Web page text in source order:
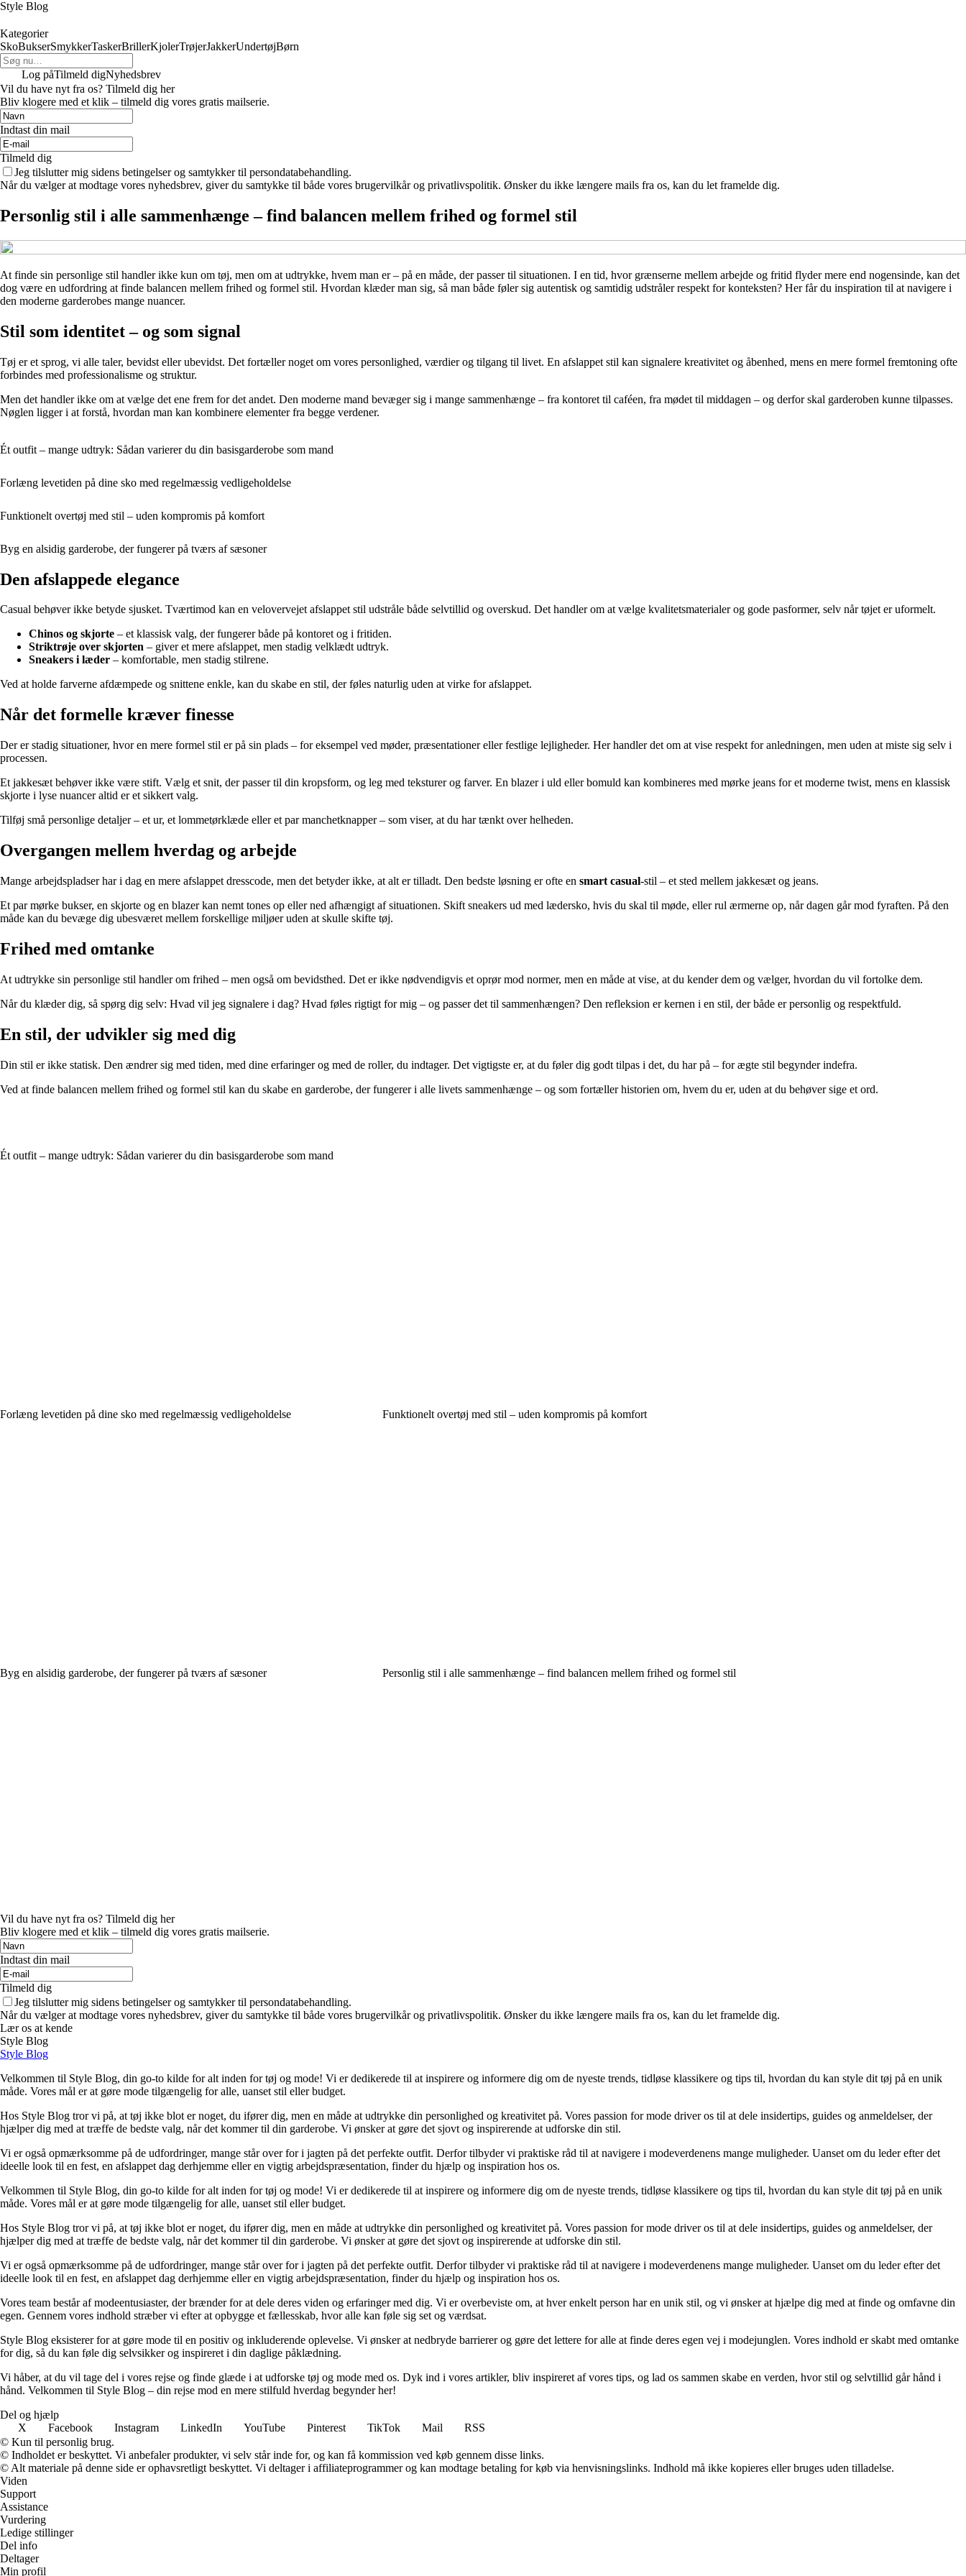
Style Blog
Kategorier
SkoBukserSmykkerTaskerBrillerKjolerTrøjerJakkerUndertøjBørn
Log påTilmeld digNyhedsbrev
Vil du have nyt fra os? Tilmeld dig her
Bliv klogere med et klik – tilmeld dig vores gratis mailserie.
Indtast din mail
Tilmeld dig
Jeg tilslutter mig sidens betingelser og samtykker til persondatabehandling.
Når du vælger at modtage vores nyhedsbrev, giver du samtykke til både vores brugervilkår og privatlivspolitik. Ønsker du ikke længere mails fra os, kan du let framelde dig.
Personlig stil i alle sammenhænge – find balancen mellem frihed og formel stil
At finde sin personlige stil handler ikke kun om tøj, men om at udtrykke, hvem man er – på en måde, der passer til situationen. I en tid, hvor grænserne mellem arbejde og fritid flyder mere end nogensinde, kan det
dog være en udfordring at finde balancen mellem frihed og formel stil. Hvordan klæder man sig, så man både føler sig autentisk og samtidig udstråler respekt for konteksten? Her får du inspiration til at navigere i
den moderne garderobes mange nuancer.
Stil som identitet – og som signal
Tøj er et sprog, vi alle taler, bevidst eller ubevidst. Det fortæller noget om vores personlighed, værdier og tilgang til livet. En afslappet stil kan signalere kreativitet og åbenhed, mens en mere formel fremtoning ofte
forbindes med professionalisme og struktur.
Men det handler ikke om at vælge det ene frem for det andet. Den moderne mand bevæger sig i mange sammenhænge – fra kontoret til caféen, fra mødet til middagen – og derfor skal garderoben kunne tilpasses.
Nøglen ligger i at forstå, hvordan man kan kombinere elementer fra begge verdener.
Ét outfit – mange udtryk: Sådan varierer du din basisgarderobe som mand
Forlæng levetiden på dine sko med regelmæssig vedligeholdelse
Funktionelt overtøj med stil – uden kompromis på komfort
Byg en alsidig garderobe, der fungerer på tværs af sæsoner
Den afslappede elegance
Casual behøver ikke betyde sjusket. Tværtimod kan en velovervejet afslappet stil udstråle både selvtillid og overskud. Det handler om at vælge kvalitetsmaterialer og gode pasformer, selv når tøjet er uformelt.
Chinos og skjorte – et klassisk valg, der fungerer både på kontoret og i fritiden.
Striktrøje over skjorten – giver et mere afslappet, men stadig velklædt udtryk.
Sneakers i læder – komfortable, men stadig stilrene.
Ved at holde farverne afdæmpede og snittene enkle, kan du skabe en stil, der føles naturlig uden at virke for afslappet.
Når det formelle kræver finesse
Der er stadig situationer, hvor en mere formel stil er på sin plads – for eksempel ved møder, præsentationer eller festlige lejligheder. Her handler det om at vise respekt for anledningen, men uden at miste sig selv i
processen.
Et jakkesæt behøver ikke være stift. Vælg et snit, der passer til din kropsform, og leg med teksturer og farver. En blazer i uld eller bomuld kan kombineres med mørke jeans for et moderne twist, mens en klassisk
skjorte i lyse nuancer altid er et sikkert valg.
Tilføj små personlige detaljer – et ur, et lommetørklæde eller et par manchetknapper – som viser, at du har tænkt over helheden.
Overgangen mellem hverdag og arbejde
Mange arbejdspladser har i dag en mere afslappet dresscode, men det betyder ikke, at alt er tilladt. Den bedste løsning er ofte en smart casual-stil – et sted mellem jakkesæt og jeans.
Et par mørke bukser, en skjorte og en blazer kan nemt tones op eller ned afhængigt af situationen. Skift sneakers ud med lædersko, hvis du skal til møde, eller rul ærmerne op, når dagen går mod fyraften. På den
måde kan du bevæge dig ubesværet mellem forskellige miljøer uden at skulle skifte tøj.
Frihed med omtanke
At udtrykke sin personlige stil handler om frihed – men også om bevidsthed. Det er ikke nødvendigvis et oprør mod normer, men en måde at vise, at du kender dem og vælger, hvordan du vil fortolke dem.
Når du klæder dig, så spørg dig selv: Hvad vil jeg signalere i dag? Hvad føles rigtigt for mig – og passer det til sammenhængen? Den refleksion er kernen i en stil, der både er personlig og respektfuld.
En stil, der udvikler sig med dig
Din stil er ikke statisk. Den ændrer sig med tiden, med dine erfaringer og med de roller, du indtager. Det vigtigste er, at du føler dig godt tilpas i det, du har på – for ægte stil begynder indefra.
Ved at finde balancen mellem frihed og formel stil kan du skabe en garderobe, der fungerer i alle livets sammenhænge – og som fortæller historien om, hvem du er, uden at du behøver sige et ord.
Ét outfit – mange udtryk: Sådan varierer du din basisgarderobe som mand
Forlæng levetiden på dine sko med regelmæssig vedligeholdelse Funktionelt overtøj med stil – uden kompromis på komfort
Byg en alsidig garderobe, der fungerer på tværs af sæsoner Personlig stil i alle sammenhænge – find balancen mellem frihed og formel stil
Vil du have nyt fra os? Tilmeld dig her
Bliv klogere med et klik – tilmeld dig vores gratis mailserie.
Indtast din mail
Tilmeld dig
Jeg tilslutter mig sidens betingelser og samtykker til persondatabehandling.
Når du vælger at modtage vores nyhedsbrev, giver du samtykke til både vores brugervilkår og privatlivspolitik. Ønsker du ikke længere mails fra os, kan du let framelde dig.
Lær os at kende
Style Blog
Style Blog
Velkommen til Style Blog, din go-to kilde for alt inden for tøj og mode! Vi er dedikerede til at inspirere og informere dig om de nyeste trends, tidløse klassikere og tips til, hvordan du kan style dit tøj på en unik
måde. Vores mål er at gøre mode tilgængelig for alle, uanset stil eller budget.
Hos Style Blog tror vi på, at tøj ikke blot er noget, du ifører dig, men en måde at udtrykke din personlighed og kreativitet på. Vores passion for mode driver os til at dele insidertips, guides og anmeldelser, der
hjælper dig med at træffe de bedste valg, når det kommer til din garderobe. Vi ønsker at gøre det sjovt og inspirerende at udforske din stil.
Vi er også opmærksomme på de udfordringer, mange står over for i jagten på det perfekte outfit. Derfor tilbyder vi praktiske råd til at navigere i modeverdenens mange muligheder. Uanset om du leder efter det
ideelle look til en fest, en afslappet dag derhjemme eller en vigtig arbejdspræsentation, finder du hjælp og inspiration hos os.
Velkommen til Style Blog, din go-to kilde for alt inden for tøj og mode! Vi er dedikerede til at inspirere og informere dig om de nyeste trends, tidløse klassikere og tips til, hvordan du kan style dit tøj på en unik
måde. Vores mål er at gøre mode tilgængelig for alle, uanset stil eller budget.
Hos Style Blog tror vi på, at tøj ikke blot er noget, du ifører dig, men en måde at udtrykke din personlighed og kreativitet på. Vores passion for mode driver os til at dele insidertips, guides og anmeldelser, der
hjælper dig med at træffe de bedste valg, når det kommer til din garderobe. Vi ønsker at gøre det sjovt og inspirerende at udforske din stil.
Vi er også opmærksomme på de udfordringer, mange står over for i jagten på det perfekte outfit. Derfor tilbyder vi praktiske råd til at navigere i modeverdenens mange muligheder. Uanset om du leder efter det
ideelle look til en fest, en afslappet dag derhjemme eller en vigtig arbejdspræsentation, finder du hjælp og inspiration hos os.
Vores team består af modeentusiaster, der brænder for at dele deres viden og erfaringer med dig. Vi er overbeviste om, at hver enkelt person har en unik stil, og vi ønsker at hjælpe dig med at finde og omfavne din
egen. Gennem vores indhold stræber vi efter at opbygge et fællesskab, hvor alle kan føle sig set og værdsat.
Style Blog eksisterer for at gøre mode til en positiv og inkluderende oplevelse. Vi ønsker at nedbryde barrierer og gøre det lettere for alle at finde deres egen vej i modejunglen. Vores indhold er skabt med omtanke
for dig, så du kan føle dig selvsikker og inspireret i din daglige påklædning.
Vi håber, at du vil tage del i vores rejse og finde glæde i at udforske tøj og mode med os. Dyk ind i vores artikler, bliv inspireret af vores tips, og lad os sammen skabe en verden, hvor stil og selvtillid går hånd i
hånd. Velkommen til Style Blog – din rejse mod en mere stilfuld hverdag begynder her!
Del og hjælp
X
Facebook Instagram LinkedIn YouTube Pinterest TikTok Mail
RSS
© Kun til personlig brug.
© Indholdet er beskyttet. Vi anbefaler produkter, vi selv står inde for, og kan få kommission ved køb gennem disse links.
© Alt materiale på denne side er ophavsretligt beskyttet. Vi deltager i affiliateprogrammer og kan modtage betaling for køb via henvisningslinks. Indhold må ikke kopieres eller bruges uden tilladelse.
Viden
Support
Assistance
Vurdering
Ledige stillinger
Del info
Deltager
Min profil